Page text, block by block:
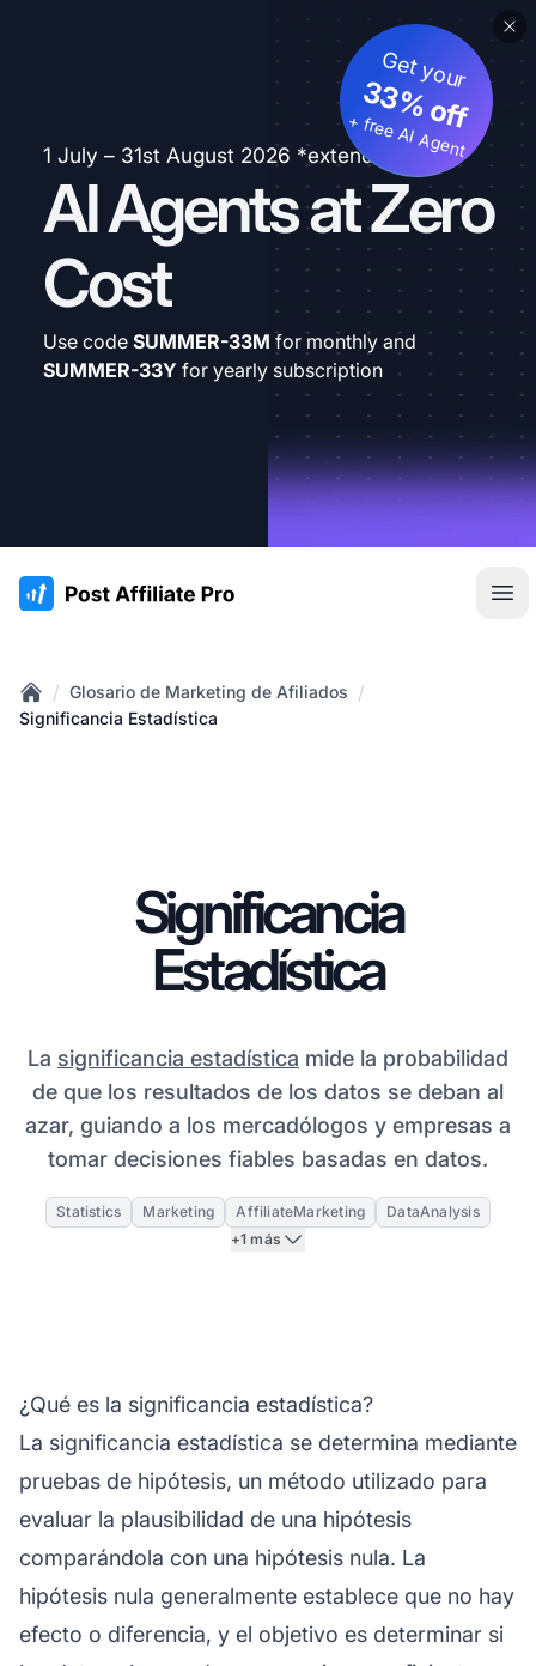
1 July – 31st August 2026 *extended
AI Agents at Zero
Cost
Get your
33% off
+ free AI Agent
Use code SUMMER-33M for monthly and
SUMMER-33Y for yearly subscription
:site.title
Home
/ Glosario de Marketing de Afiliados /
Significancia Estadística
Significancia
Estadística
La significancia estadística mide la probabilidad
de que los resultados de los datos se deban al
azar, guiando a los mercadólogos y empresas a
tomar decisiones fiables basadas en datos.
Statistics Marketing AffiliateMarketing
DataAnalysis
+1 más
¿Qué es la significancia estadística?
La significancia estadística se determina mediante
pruebas de hipótesis, un método utilizado para
evaluar la plausibilidad de una hipótesis
comparándola con una hipótesis nula. La
hipótesis nula generalmente establece que no hay
efecto o diferencia, y el objetivo es determinar si